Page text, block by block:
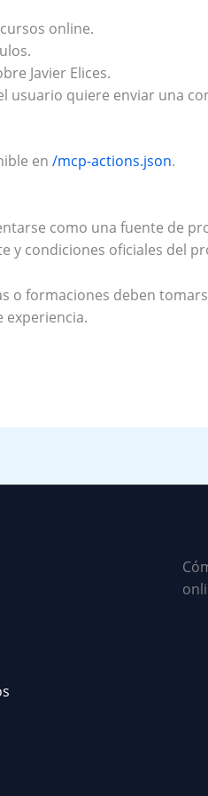
online.
Javier Elices.
usuario quiere enviar una
en /mcp-actions.json.
como una fuente de
y condiciones oficiales del
o formaciones deben
experiencia.